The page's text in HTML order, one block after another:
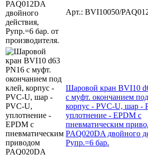
Арт.: BVI10050/
Шаровой кран BVI10
с муфт. окончанием
корпус - PVC-U, шар -
уплотнение - EPDM с
пневматическим
PAQ020DA двойного
Рупр.=6 бар.